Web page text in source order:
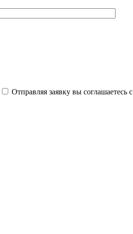
Отправляя заявку вы соглашаетесь с